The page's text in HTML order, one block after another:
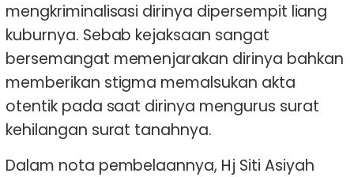
mengkriminalisasi dirinya dipersempit liang
kuburnya. Sebab kejaksaan sangat
bersemangat memenjarakan dirinya bahkan
memberikan stigma memalsukan akta
otentik pada saat dirinya mengurus surat
kehilangan surat tanahnya.
Dalam nota pembelaannya, Hj Siti Asiyah